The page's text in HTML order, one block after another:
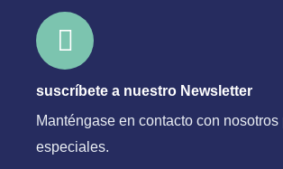
suscríbete a nuestro Newsletter
Manténgase en contacto con
especiales.